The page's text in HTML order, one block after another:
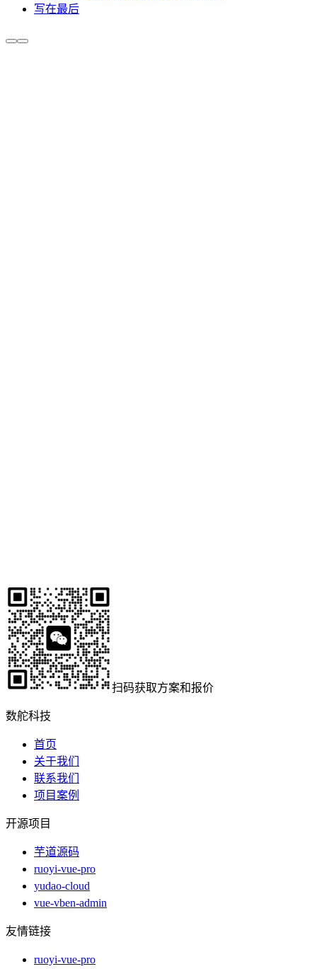
写在最后
扫码获取方案和报价
数舵科技
首页
关于我们
联系我们
项目案例
开源项目
芋道源码
ruoyi-vue-pro
yudao-cloud
vue-vben-admin
友情链接
ruoyi-vue-pro